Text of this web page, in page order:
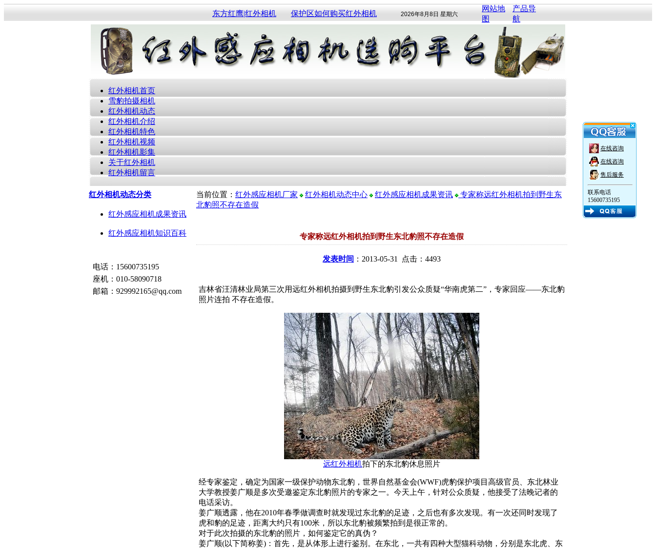
东方红鹰|红外相机 保护区如何购买红外相机 2026年8月8日 星期六
网站地
图
产品导
航
红外相机首页
雪豹拍摄相机
红外相机动态
红外相机介绍
红外相机特色
红外相机视频
红外相机影集
关于红外相机
红外相机留言
红外相机动态分类
红外感应相机成果资讯
红外感应相机知识百科
电话：15600735195
座机：010-58090718
邮箱：929992165@qq.com
当前位置： 红外感应相机厂家 红外相机动态中心 红外感应相机成果资讯
专家称远红外相机拍到野生东
北豹照不存在造假
专家称远红外相机拍到野生东北豹照不存在造假
发表时间 ：2013-05-31 点击：4493
吉林省汪清林业局第三次用远红外相机拍摄到野生东北豹引发公众质疑“华南虎第二”，专家回应——东北豹
照片连拍 不存在造假。
远红外相机拍下的东北豹休息照片
经专家鉴定，确定为国家一级保护动物东北豹，世界自然基金会(WWF)虎豹保护项目高级官员、东北林业
大学教授姜广顺是多次受邀鉴定东北豹照片的专家之一。今天上午，针对公众质疑，他接受了法晚记者的
电话采访。
姜广顺透露，他在2010年春季做调查时就发现过东北豹的足迹，之后也有多次发现。有一次还同时发现了
虎和豹的足迹，距离大约只有100米，所以东北豹被频繁拍到是很正常的。
对于此次拍摄的东北豹的照片，如何鉴定它的真伪？
姜广顺(以下简称姜)：首先，是从体形上进行鉴别。在东北，一共有四种大型猫科动物，分别是东北虎、东
在线咨询
在线咨询
售后服务
联系电话
15600735195